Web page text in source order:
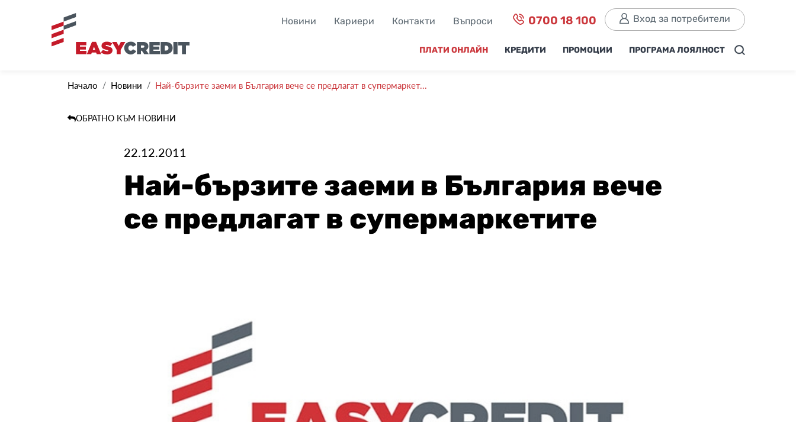
Новини Кариери Контакти Въпроси 0700 18 100 Вход за потребители
ПЛАТИ ОНЛАЙН КРЕДИТИ ПРОМОЦИИ ПРОГРАМА ЛОЯЛНОСТ
Начало Новини Най-бързите заеми в България вече се предлагат в супермаркет...
ОБРАТНО КЪМ НОВИНИ
22.12.2011
Най-бързите заеми в България вече
се предлагат в супермаркетите